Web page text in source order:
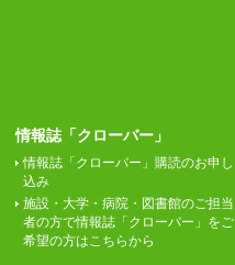
情報誌「クローバー」
情報誌「クローバー」購読のお申し
込み
施設・大学・病院・図書館のご担当
者の方で情報誌「クローバー」をご
希望の方はこちらから